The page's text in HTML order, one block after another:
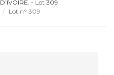
D’IVOIRE. - Lot 309
Lot n° 309